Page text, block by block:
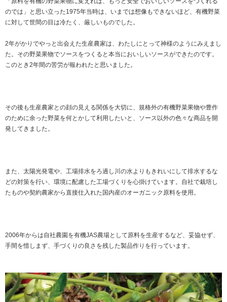
のでは」と思い立った1975年当時は、いまでは想像もできないほど、有機野菜
に対して世間の目は冷たく、厳しいものでした。
2年がかりでやっと出会えた生産農家は、わたしにとって神様のようにみえまし
た。その野菜果物でソースをつくると本当においしいソースができたのです。
このとき2年間の苦労が報われたと思いました。
その後も生産農家との顔の見える関係を大切に、規格外の有機野菜果物や豊作
のために余った野菜を何とかして利用したいと、ソース以外の色々な商品を開
発してきました。
また、太陽光発電や、工場排水をろ過し川の水よりもきれいにして排水するな
どの対策を行い、環境に配慮した工場づくりを心掛けています。自社で栽培し
たものや契約農家から直接仕入れた国内産のオーガニック原料を使用。
2006年からは自社農園を有機JAS農場として原料を生産するなど、妥協せず、
手間を惜しまず、手づくりの良さを残した製品作りを行っています。